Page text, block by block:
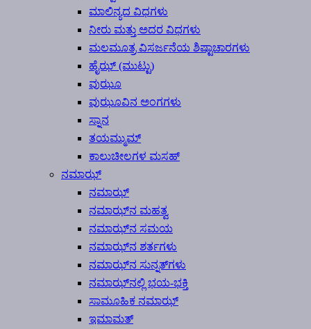
ಮಾಲಿನ್ಯದ ವಿಧಗಳು
ನೀರು ಮತ್ತು ಅದರ ವಿಧಗಳು
ಮಲಮೂತ್ರ ವಿಸರ್ಜನೆಯ ಶಿಷ್ಟಾಚಾರಗಳು
ಹೈಝ್ (ಮುಟ್ಟು)
ವುಝೂ
ವುಝೂವಿನ ಅಂಗಗಳು
ಸ್ನಾನ
ತಯಮ್ಮುಮ್
ಕಾಲುಚೀಲಗಳ ಮಸಹ್
ನಮಾಝ್
ನಮಾಝ್
ನಮಾಝ್‍ನ ಮಹತ್ವ
ನಮಾಝ್‍ನ ಸಮಯ
ನಮಾಝ್‍ನ ಶರ್ತಗಳು
ನಮಾಝ್‍ನ ಸುನ್ನತ್‍ಗಳು
ನಮಾಝ್‍ನಲ್ಲಿ ಭಯ-ಭಕ್ತಿ
ಸಾಮೂಹಿಕ ನಮಾಝ್
ಇಮಾಮತ್